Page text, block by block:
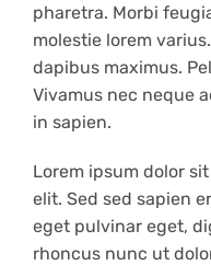
pharetra. Morbi
molestie lorem
dapibus maximus.
Vivamus nec neque
in sapien.
Lorem ipsum dolor
elit. Sed sed sapien
eget pulvinar eget,
rhoncus nunc ut